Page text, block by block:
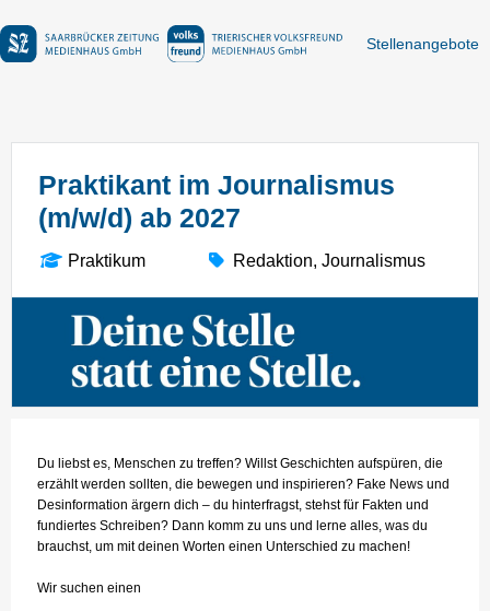
Stellenangebote
Praktikant im Journalismus
(m/w/d) ab 2027
Praktikum Redaktion, Journalismus
Du liebst es, Menschen zu treffen? Willst Geschichten aufspüren, die
erzählt werden sollten, die bewegen und inspirieren? Fake News und
Desinformation ärgern dich – du hinterfragst, stehst für Fakten und
fundiertes Schreiben? Dann komm zu uns und lerne alles, was du
brauchst, um mit deinen Worten einen Unterschied zu machen!
Wir suchen einen